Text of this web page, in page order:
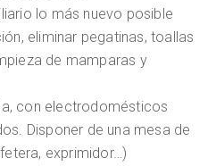
lo más nuevo posible
eliminar pegatinas, toallas
de mamparas y
con electrodomésticos
Disponer de una mesa de
exprimidor…)